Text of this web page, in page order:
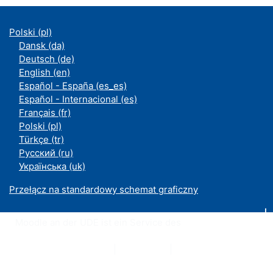
Polski ‎(pl)‎
Dansk ‎(da)‎
Deutsch ‎(de)‎
English ‎(en)‎
Español - España ‎(es_es)‎
Español - Internacional ‎(es)‎
Français ‎(fr)‎
Polski ‎(pl)‎
Türkçe ‎(tr)‎
Русский ‎(ru)‎
Українська ‎(uk)‎
Przełącz na standardowy schemat graficzny